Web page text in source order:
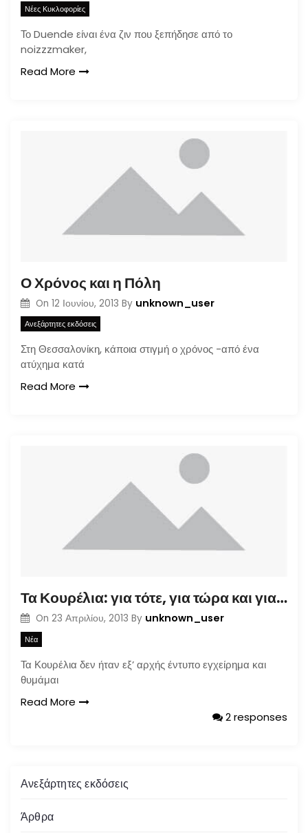
Νέες Κυκλοφορίες
Το Duende είναι ένα ζιν που ξεπήδησε από το
noizzzmaker,
Read More
Ο Χρόνος και η Πόλη
On 12 Ιουνίου, 2013 By unknown_user
Ανεξάρτητες εκδόσεις
Στη Θεσσαλονίκη, κάποια στιγμή ο χρόνος -από ένα
ατύχημα κατά
Read More
Τα Κουρέλια: για τότε, για τώρα και για πάντα (27/4/2013 @ Terra Incognita)
On 23 Απριλίου, 2013 By unknown_user
Νέα
Τα Κουρέλια δεν ήταν εξ’ αρχής έντυπο εγχείρημα και
θυμάμαι
Read More
2 responses
Ανεξάρτητες εκδόσεις
Άρθρα